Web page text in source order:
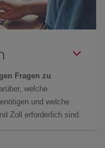
Fragen zu
welche
und welche
Zoll erforderlich sind.